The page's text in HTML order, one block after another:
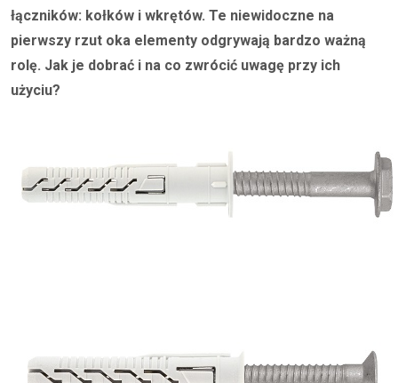
łączników: kołków i wkrętów. Te niewidoczne na
pierwszy rzut oka elementy odgrywają bardzo ważną
rolę. Jak je dobrać i na co zwrócić uwagę przy ich
użyciu?